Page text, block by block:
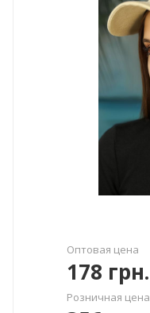
Оптовая цена
178 грн.
Розничная цена